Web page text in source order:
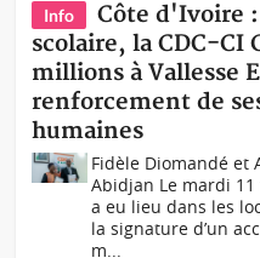
Info
Côte d'Ivoire
scolaire, la CDC-CI
millions à Vallesse
renforcement de
humaines
Fidèle Diomandé et
Abidjan Le mardi
a eu lieu dans les
la signature d’un
m...